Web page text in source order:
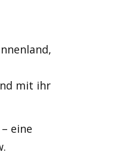
mit ihr
eine